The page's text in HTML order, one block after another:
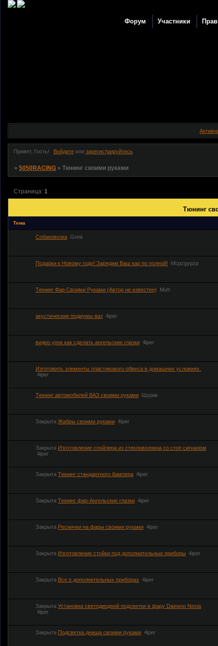
Форум Участники
Привет, Гость! Войдитеили зарегистрируйтесь.
»5050RACING »Тюнинг своими руками
Тюнинг
Страница:1
Тема
Собаковозка Grinii
Подарки к Новому году! Зарядим Ваш кар по полной! hfcpzgypzp
Тюнинг Фар Своими Руками (Автор не известен) Mu!t
акустические подиумы ваз 4iper
видео урок как сделать ангельские глазки 4iper
Изготовить элементы пластикового обвеса в домашних условиях.
4iper
Тюнинг автомобилей ВАЗ своими руками Шурик
Закрыта Жабры своими руками 4iper
Закрыта Изготовление спойлера из стекловолокна со стоп сигналом
4iper
Закрыта Тюнинг стандартного бампера 4iper
Закрыта Тюнинг фар-Ангельские глазки 4iper
Закрыта Реснички на фары своими руками 4iper
Закрыта Изготовление стойки под дополнительные приборы 4iper
Закрыта Все о дополнительных приборах 4iper
Закрыта Установка светодиодной подсветки в фару Daewoo Nexia
4iper
Закрыта Подсветка днища своими руками 4iper